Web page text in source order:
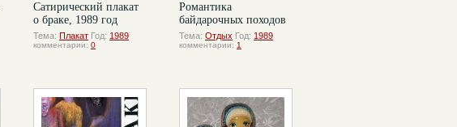
Сатирический плакат
о браке, 1989 год
Тема: Плакат Год: 1989
комментарии: 0
Романтика
байдарочных походов
Тема: Отдых Год: 1989
комментарии: 1